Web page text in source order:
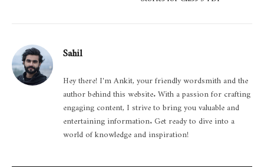
Sahil
Hey there! I'm Ankit, your friendly wordsmith and the
author behind this website. With a passion for crafting
engaging content, I strive to bring you valuable and
entertaining information. Get ready to dive into a
world of knowledge and inspiration!